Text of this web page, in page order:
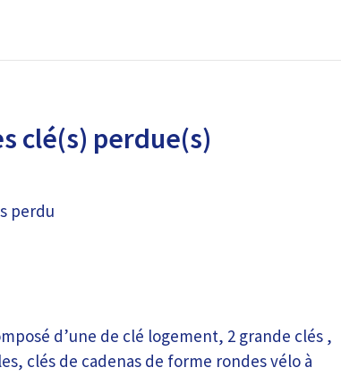
clé(s) perdue(s)
perdu
d’une de clé logement, 2 grande clés ,
clés de cadenas de forme rondes vélo à